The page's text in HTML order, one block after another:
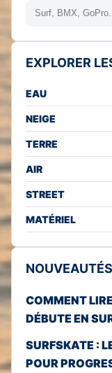
Rechercher
EXPLORER
EAU
NEIGE
TERRE
AIR
STREET
MATÉRIEL
COMMENT
DÉBUTE EN
SURFSKATE :
POUR